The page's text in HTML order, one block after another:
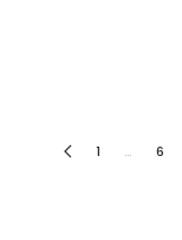
1 … 6